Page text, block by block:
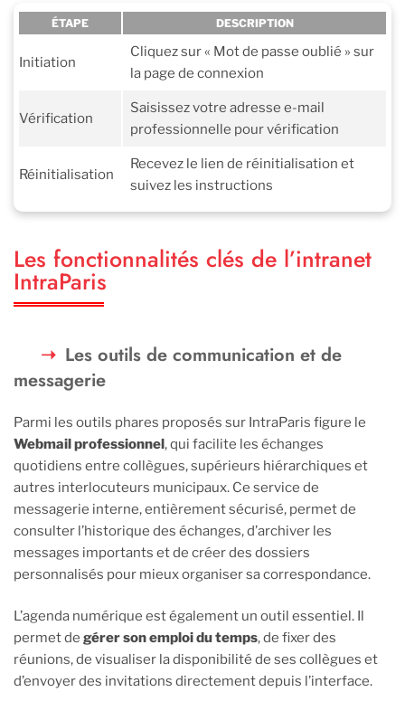
ÉTAPE DESCRIPTION
Initiation
Cliquez sur « Mot de passe oublié » sur
la page de connexion
Vérification
Saisissez votre adresse e-mail
professionnelle pour vérification
Réinitialisation
Recevez le lien de réinitialisation et
suivez les instructions
Les fonctionnalités clés de l’intranet
IntraParis
Les outils de communication et de
messagerie
Parmi les outils phares proposés sur IntraParis figure le
Webmail professionnel, qui facilite les échanges
quotidiens entre collègues, supérieurs hiérarchiques et
autres interlocuteurs municipaux. Ce service de
messagerie interne, entièrement sécurisé, permet de
consulter l’historique des échanges, d’archiver les
messages importants et de créer des dossiers
personnalisés pour mieux organiser sa correspondance.
L’agenda numérique est également un outil essentiel. Il
permet de gérer son emploi du temps, de fixer des
réunions, de visualiser la disponibilité de ses collègues et
d’envoyer des invitations directement depuis l’interface.